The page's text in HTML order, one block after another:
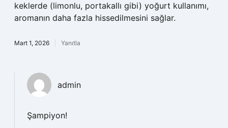
keklerde (limonlu, portakallı gibi) yoğurt kullanımı,
aromanın daha fazla hissedilmesini sağlar.
Mart 1, 2026 Yanıtla
admin
Şampiyon!